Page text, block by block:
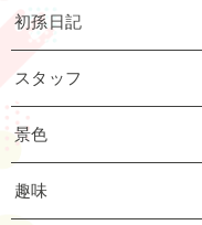
初孫日記
スタッフ
景色
趣味